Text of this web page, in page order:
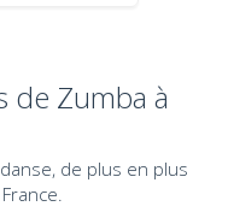
de Zumba à
de plus en plus